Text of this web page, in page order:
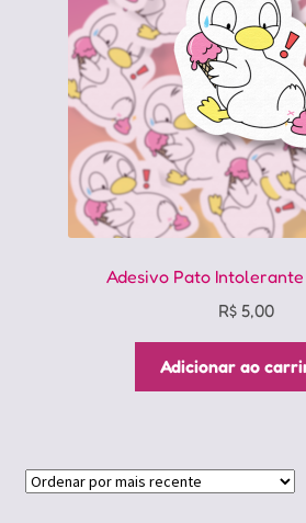
Adesivo Pato
R$5,00
Adicionar ao